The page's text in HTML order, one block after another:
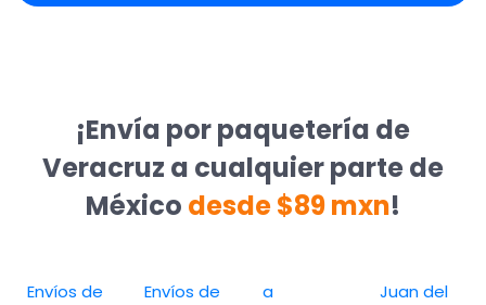
¡Envía por paquetería de
Veracruz a cualquier parte de
México desde $89 mxn!
Envíos de
Envíos de
a
Juan del